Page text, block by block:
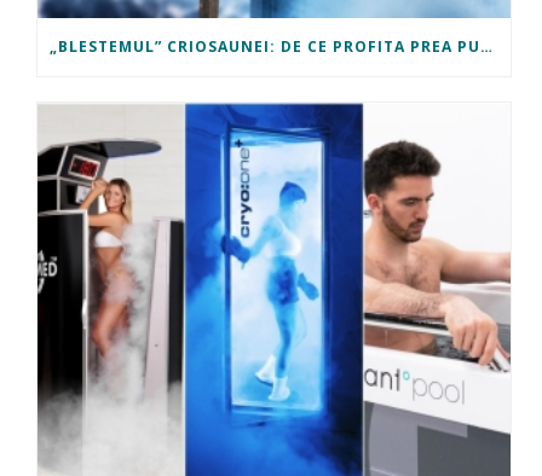
„BLESTEMUL” CRIOSAUNEI: DE CE PROFITA PREA PUTINI OAMENI DE BENEFICIILE EI